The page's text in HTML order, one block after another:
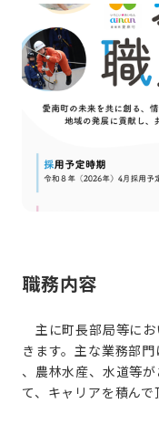
職務内容
主に町長部局等に
きます。主な業務部
、農林水産、水道等
て、キャリアを積んで